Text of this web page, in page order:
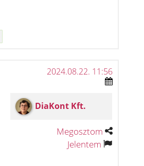
2024.08.22. 11:56
DiaKont Kft.
Megosztom
Jelentem